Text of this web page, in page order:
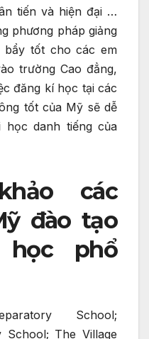
tiến và hiện đại …
phương pháp giảng
bẩy tốt cho các em
trường Cao đẳng,
đăng kí học tại các
tốt của Mỹ sẽ dễ
danh tiếng của
các
đào tạo
học phổ
School;
School; The Village